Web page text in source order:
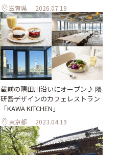
滋賀県 2026.07.19
蔵前の隅田川沿いにオープン♪ 隈
研吾デザインのカフェレストラン
「KAWA KITCHEN」
東京都 2023.04.19